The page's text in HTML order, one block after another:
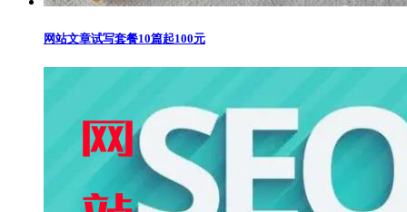
网站文章试写套餐10篇起100元